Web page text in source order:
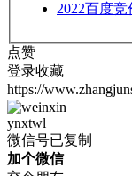
2022百度竞
点赞
登录收藏
https://
ynxtwl
微信号已复制
加个微信